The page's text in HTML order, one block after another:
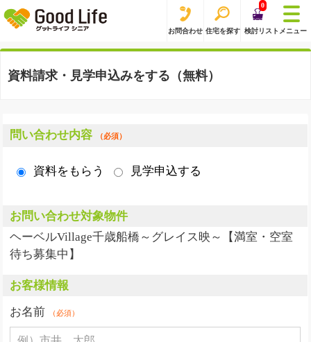
お問合わせ 住宅を探す
0
検討リスト メニュー
資料請求・見学申込みをする（無料）
問い合わせ内容 （必須）
資料をもらう 見学申込する
お問い合わせ対象物件
ヘーベルVillage千歳船橋～グレイス映～【満室・空室
待ち募集中】
お客様情報
お名前
（必須）